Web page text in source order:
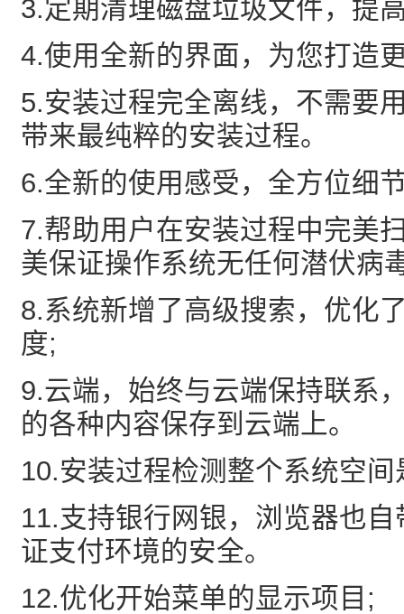
3.定期清理磁盘垃圾文件，提
4.使用全新的界面，为您打造
5.安装过程完全离线，不需要
带来最纯粹的安装过程。
6.全新的使用感受，全方位细
7.帮助用户在安装过程中完美
美保证操作系统无任何潜伏病
8.系统新增了高级搜索，优化
度;
9.云端，始终与云端保持联系
的各种内容保存到云端上。
10.安装过程检测整个系统空
11.支持银行网银，浏览器也
证支付环境的安全。
12.优化开始菜单的显示项目;